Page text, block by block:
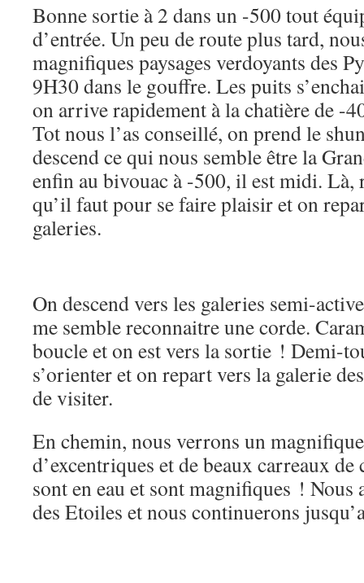
Bonne sortie à 2 dans un -500 tout
d’entrée. Un peu de route plus tard,
magnifiques paysages verdoyants des
9H30 dans le gouffre. Les puits
on arrive rapidement à la chatière de -
Tot nous l’as conseillé, on prend le
descend ce qui nous semble être la
enfin au bivouac à -500, il est midi.
qu’il faut pour se faire plaisir et on
galeries.
On descend vers les galeries semi-
me semble reconnaitre une corde.
boucle et on est vers la sortie ! Demi-
s’orienter et on repart vers la galerie
de visiter.
En chemin, nous verrons un
d’excentriques et de beaux carreaux
sont en eau et sont magnifiques !
des Etoiles et nous continuerons